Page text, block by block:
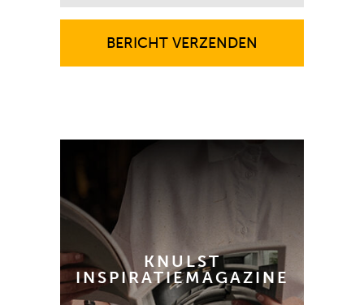
BERICHT VERZENDEN
KNULST
INSPIRATIEMAGAZINE
GRATIS AANVRAGEN